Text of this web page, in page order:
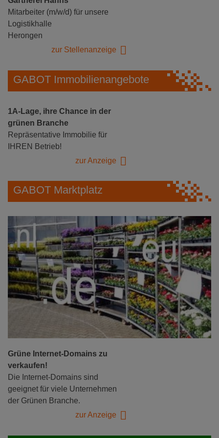
Mitarbeiter (m/w/d) für unsere
Logistikhalle
Herongen
zur Stellenanzeige
GABOT Immobilienangebote
1A-Lage, ihre Chance in der
grünen Branche
Repräsentative Immobilie für
IHREN Betrieb!
zur Anzeige
GABOT Marktplatz
Grüne Internet-Domains zu
verkaufen!
Die Internet-Domains sind
geeignet für viele Unternehmen
der Grünen Branche.
zur Anzeige